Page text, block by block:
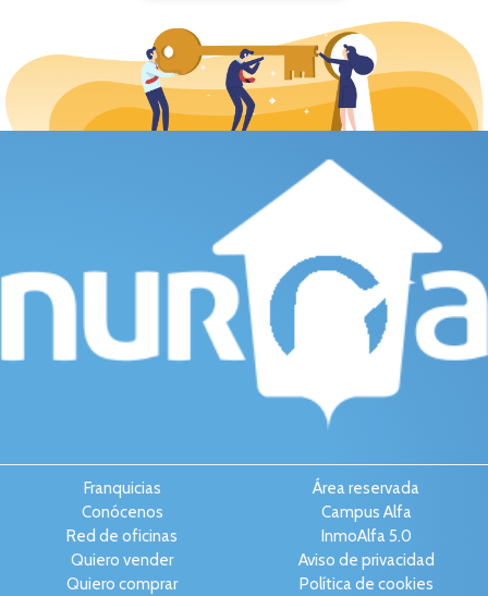
Franquicias
Conócenos
Red de oficinas
Quiero vender
Quiero comprar
Área reservada
Campus Alfa
InmoAlfa 5.0
Aviso de privacidad
Política de cookies